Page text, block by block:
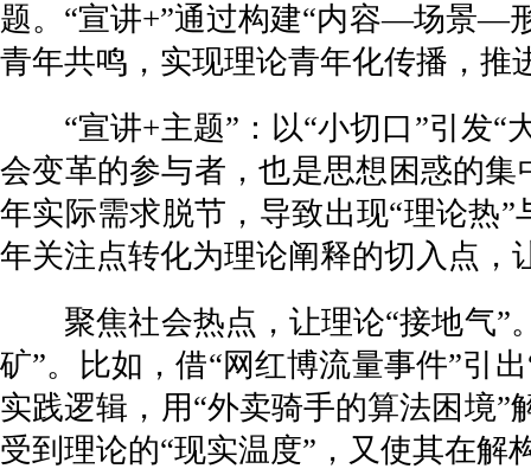
题。“宣讲+”通过构建“内容—场景—
青年共鸣，实现理论青年化传播，推
“宣讲+主题”：以“小切口”引发“
会变革的参与者，也是思想困惑的
年实际需求脱节，导致出现“理论热
年关注点转化为理论阐释的切入点，
聚焦社会热点，让理论“接地气”
矿”。比如，借“网红博流量事件”引
实践逻辑，用“外卖骑手的算法困境”
受到理论的“现实温度”，又使其在解